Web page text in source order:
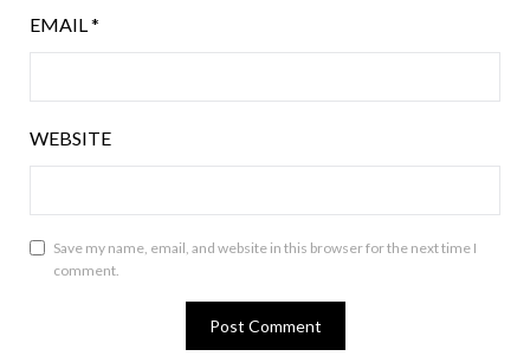
EMAIL*
WEBSITE
Save my name, email, and website in this browser for the next time I
comment.